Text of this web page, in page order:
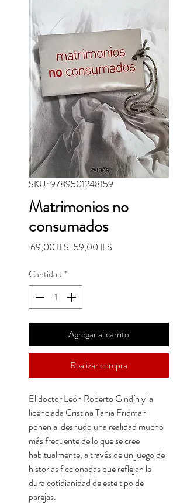
SKU: 9789501248159
Matrimonios no
consumados
69,00 ILS Precio
59,00 ILS
Cantidad *
Agregar al carrito
Realizar compra
El doctor León Roberto Gindín y la
licenciada Cristina Tania Fridman
ponen al desnudo una realidad mucho
más frecuente de lo que se cree
habitualmente, a través de un juego de
historias ficcionadas que reflejan la
dura cotidianidad de este tipo de
parejas.